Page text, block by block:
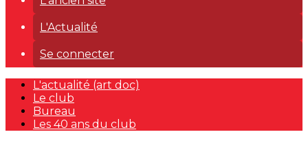
L'Actualité
Se connecter
L'actualité (art doc)
Le club
Bureau
Les 40 ans du club